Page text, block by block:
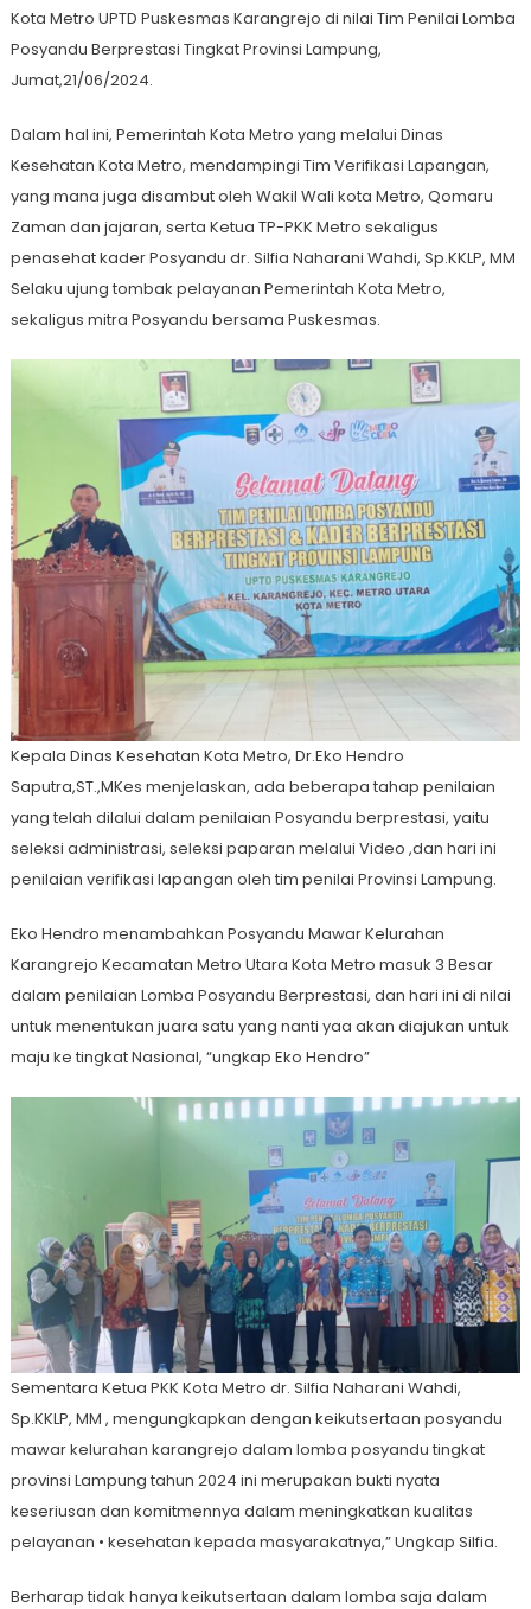
Kota Metro UPTD Puskesmas Karangrejo di nilai Tim Penilai Lomba
Posyandu Berprestasi Tingkat Provinsi Lampung,
Jumat,21/06/2024.
Dalam hal ini, Pemerintah Kota Metro yang melalui Dinas
Kesehatan Kota Metro, mendampingi Tim Verifikasi Lapangan,
yang mana juga disambut oleh Wakil Wali kota Metro, Qomaru
Zaman dan jajaran, serta Ketua TP-PKK Metro sekaligus
penasehat kader Posyandu dr. Silfia Naharani Wahdi, Sp.KKLP, MM
Selaku ujung tombak pelayanan Pemerintah Kota Metro,
sekaligus mitra Posyandu bersama Puskesmas.
Kepala Dinas Kesehatan Kota Metro, Dr.Eko Hendro
Saputra,ST.,MKes menjelaskan, ada beberapa tahap penilaian
yang telah dilalui dalam penilaian Posyandu berprestasi, yaitu
seleksi administrasi, seleksi paparan melalui Video ,dan hari ini
penilaian verifikasi lapangan oleh tim penilai Provinsi Lampung.
Eko Hendro menambahkan Posyandu Mawar Kelurahan
Karangrejo Kecamatan Metro Utara Kota Metro masuk 3 Besar
dalam penilaian Lomba Posyandu Berprestasi, dan hari ini di nilai
untuk menentukan juara satu yang nanti yaa akan diajukan untuk
maju ke tingkat Nasional, “ungkap Eko Hendro”
Sementara Ketua PKK Kota Metro dr. Silfia Naharani Wahdi,
Sp.KKLP, MM , mengungkapkan dengan keikutsertaan posyandu
mawar kelurahan karangrejo dalam lomba posyandu tingkat
provinsi Lampung tahun 2024 ini merupakan bukti nyata
keseriusan dan komitmennya dalam meningkatkan kualitas
pelayanan • kesehatan kepada masyarakatnya,” Ungkap Silfia.
Berharap tidak hanya keikutsertaan dalam lomba saja dalam